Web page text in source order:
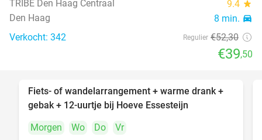
TRIBE Den Haag Centraal
9.4 star
Den Haag 8 min. directions_car
Verkocht: 342 Regulier €52,30
€39,50
40%
Fiets- of wandelarrangement + warme drank +
gebak + 12-uurtje bij Hoeve Essesteijn
Morgen
Wo Do
Vr